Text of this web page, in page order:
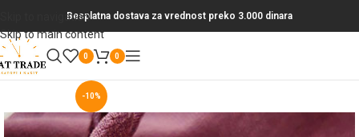
Skip to navigation
Skip to main content
Besplatna dostava za vrednost preko 3.000 dinara
0 0
-10%